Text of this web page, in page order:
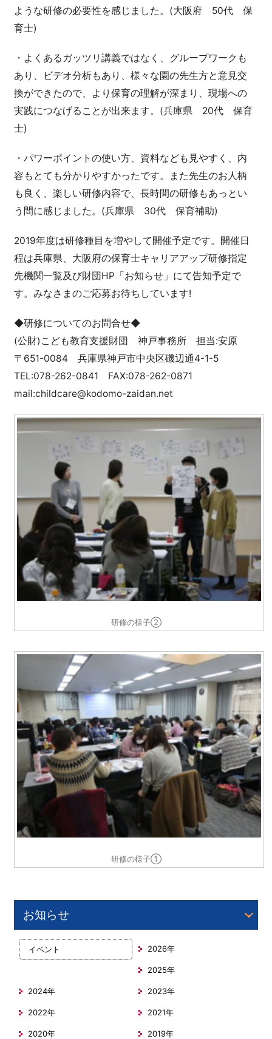
ような研修の必要性を感じました。(大阪府 50代 保
育士)
・よくあるガッツリ講義ではなく、グループワークも
あり、ビデオ分析もあり、様々な園の先生方と意見交
換ができたので、より保育の理解が深まり、現場への
実践につなげることが出来ます。(兵庫県 20代 保育
士)
・パワーポイントの使い方、資料なども見やすく、内
容もとても分かりやすかったです。また先生のお人柄
も良く、楽しい研修内容で、長時間の研修もあっとい
う間に感じました。(兵庫県 30代 保育補助)
2019年度は研修種目を増やして開催予定です。開催日
程は兵庫県、大阪府の保育士キャリアアップ研修指定
先機関一覧及び財団HP「お知らせ」にて告知予定で
す。みなさまのご応募お待ちしています!
◆研修についてのお問合せ◆
(公財)こども教育支援財団 神戸事務所 担当:安原
〒651-0084 兵庫県神戸市中央区磯辺通4-1-5
TEL:078-262-0841 FAX:078-262-0871
mail:childcare@kodomo-zaidan.net
研修の様子②
研修の様子①
お知らせ
イベント 2026年
2025年
2024年 2023年
2022年 2021年
2020年 2019年